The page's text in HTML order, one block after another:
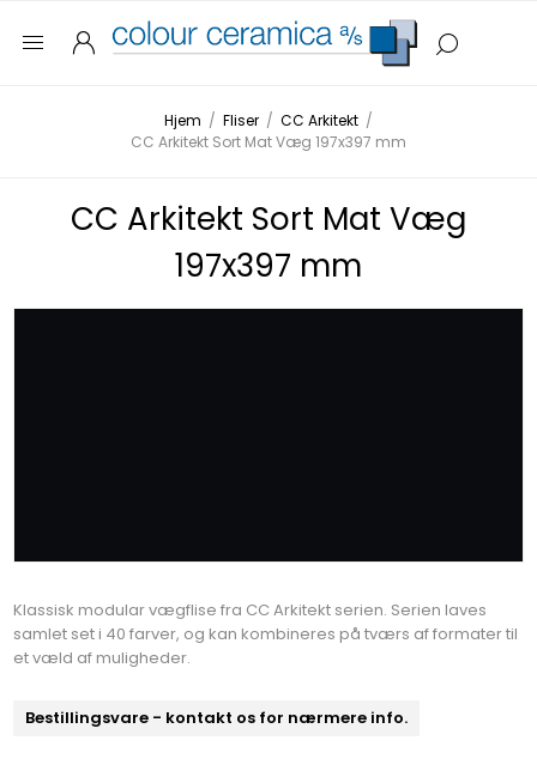
Hjem / Fliser / CC Arkitekt /
CC Arkitekt Sort Mat Væg 197x397 mm
CC Arkitekt Sort Mat Væg
197x397 mm
Klassisk modular vægflise fra CC Arkitekt serien. Serien laves
samlet set i 40 farver, og kan kombineres på tværs af formater til
et væld af muligheder.
Bestillingsvare - kontakt os for nærmere info.